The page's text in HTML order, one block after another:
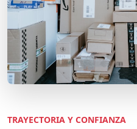
TRAYECTORIA Y CONFIANZA